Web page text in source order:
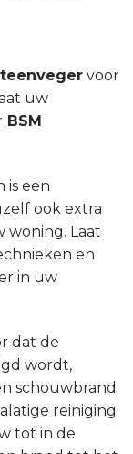
voor
uw
BSM
is een
ook extra
woning. Laat
en
in uw
dat de
wordt,
schouwbrand
reiniging.
tot in de